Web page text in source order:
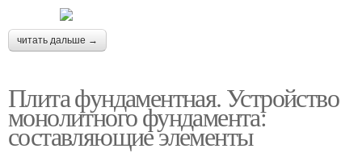
читать дальше →
Плита фундаментная. Устройство
монолитного фундамента:
составляющие элементы